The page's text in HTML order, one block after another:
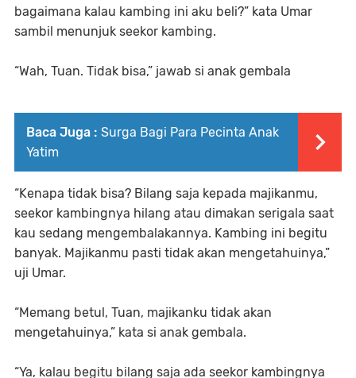
bagaimana kalau kambing ini aku beli?” kata Umar
sambil menunjuk seekor kambing.
“Wah, Tuan. Tidak bisa,” jawab si anak gembala
Baca Juga : Surga Bagi Para Pecinta Anak
Yatim
“Kenapa tidak bisa? Bilang saja kepada majikanmu,
seekor kambingnya hilang atau dimakan serigala saat
kau sedang mengembalakannya. Kambing ini begitu
banyak. Majikanmu pasti tidak akan mengetahuinya,”
uji Umar.
“Memang betul, Tuan, majikanku tidak akan
mengetahuinya,” kata si anak gembala.
“Ya, kalau begitu bilang saja ada seekor kambingnya